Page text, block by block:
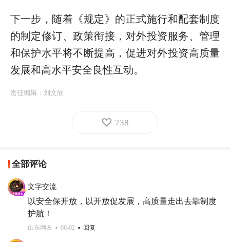
下一步，随着《规定》的正式施行和配套制度
的制定修订、政策衔接，对外投资服务、管理
和保护水平将不断提高，促进对外投资高质量
发展和高水平安全良性互动。
责任编辑： 刘文欣
738
全部评论
文字交流
以安全保开放，以开放促发展，高质量走出去靠制度
护航！
山东网友 06-02 回复